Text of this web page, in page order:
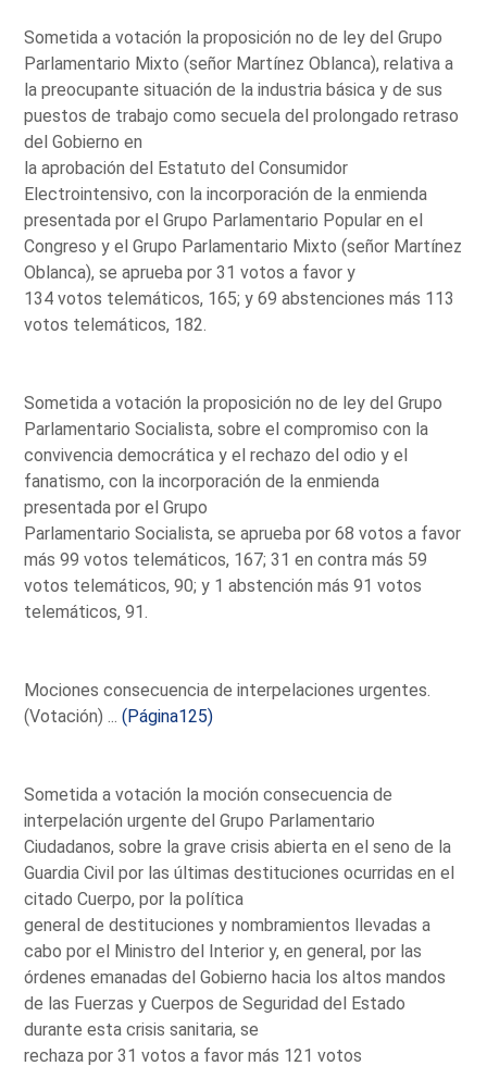
Sometida a votación la proposición no de ley del Grupo
Parlamentario Mixto (señor Martínez Oblanca), relativa a
la preocupante situación de la industria básica y de sus
puestos de trabajo como secuela del prolongado retraso
del Gobierno en
la aprobación del Estatuto del Consumidor
Electrointensivo, con la incorporación de la enmienda
presentada por el Grupo Parlamentario Popular en el
Congreso y el Grupo Parlamentario Mixto (señor Martínez
Oblanca), se aprueba por 31 votos a favor y
134 votos telemáticos, 165; y 69 abstenciones más 113
votos telemáticos, 182.
Sometida a votación la proposición no de ley del Grupo
Parlamentario Socialista, sobre el compromiso con la
convivencia democrática y el rechazo del odio y el
fanatismo, con la incorporación de la enmienda
presentada por el Grupo
Parlamentario Socialista, se aprueba por 68 votos a favor
más 99 votos telemáticos, 167; 31 en contra más 59
votos telemáticos, 90; y 1 abstención más 91 votos
telemáticos, 91.
Mociones consecuencia de interpelaciones urgentes.
(Votación) ...(Página125)
Sometida a votación la moción consecuencia de
interpelación urgente del Grupo Parlamentario
Ciudadanos, sobre la grave crisis abierta en el seno de la
Guardia Civil por las últimas destituciones ocurridas en el
citado Cuerpo, por la política
general de destituciones y nombramientos llevadas a
cabo por el Ministro del Interior y, en general, por las
órdenes emanadas del Gobierno hacia los altos mandos
de las Fuerzas y Cuerpos de Seguridad del Estado
durante esta crisis sanitaria, se
rechaza por 31 votos a favor más 121 votos